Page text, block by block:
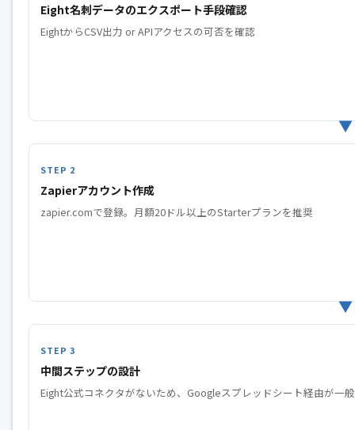
Eight名刺データのエクスポート手段確認
EightからCSV出力 or APIアクセスの可否を確認
Zapierアカウント作成
zapier.comで登録。月額20ドル以上のStarterプランを推奨
中間ステップの設計
Eight公式コネクタがないため、Googleスプレッドシート経由が一